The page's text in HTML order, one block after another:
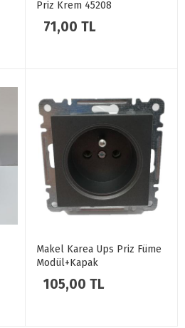
Priz Krem 45208
71,00 TL
Makel Karea Ups Priz Füme
Modül+Kapak
105,00 TL